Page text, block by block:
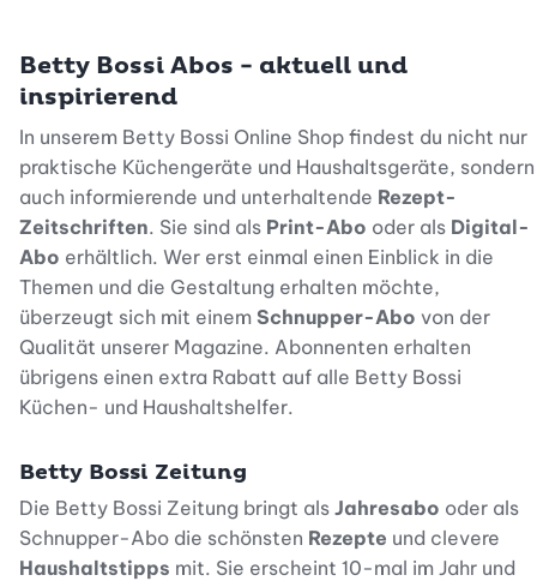
Betty Bossi Abos - aktuell und
inspirierend
In unserem Betty Bossi Online Shop findest du nicht nur
praktische Küchengeräte und Haushaltsgeräte, sondern
auch informierende und unterhaltende Rezept-
Zeitschriften. Sie sind als Print-Abo oder als Digital-
Abo erhältlich. Wer erst einmal einen Einblick in die
Themen und die Gestaltung erhalten möchte,
überzeugt sich mit einem Schnupper-Abo von der
Qualität unserer Magazine. Abonnenten erhalten
übrigens einen extra Rabatt auf alle Betty Bossi
Küchen- und Haushaltshelfer.
Betty Bossi Zeitung
Die Betty Bossi Zeitung bringt als Jahresabo oder als
Schnupper-Abo die schönsten Rezepte und clevere
Haushaltstipps mit. Sie erscheint 10-mal im Jahr und